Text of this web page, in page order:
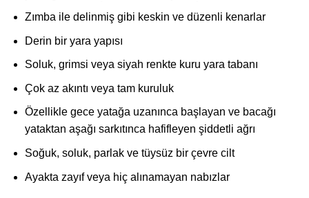
Zımba ile delinmiş gibi keskin ve düzenli kenarlar
Derin bir yara yapısı
Soluk, grimsi veya siyah renkte kuru yara tabanı
Çok az akıntı veya tam kuruluk
Özellikle gece yatağa uzanınca başlayan ve bacağı
yataktan aşağı sarkıtınca hafifleyen şiddetli ağrı
Soğuk, soluk, parlak ve tüysüz bir çevre cilt
Ayakta zayıf veya hiç alınamayan nabızlar